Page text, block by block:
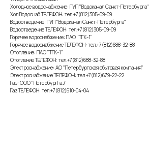
Холодное водоснабжение: ГУП "Водоканал Санкт-Петербурга"
Хол Водоснаб ТЕЛЕФОН: тел.+7(812)305-09-09
Водоотведение: ГУП "Водоканал Санкт-Петербурга"
Водоотведение ТЕЛЕФОН: тел.+7(812)305-09-09
Горячее водоснабжение: ПАО "ТГК-1"
Горячее водоснабжение ТЕЛЕФОН: тел.+7(812)688-32-88
Отопление: ПАО "ТГК-1"
Отопление ТЕЛЕФОН: тел.+7(812)688-32-88
Электроснабжение: АО "Петербургская сбытовая компания"
Электроснабжение ТЕЛЕФОН: тел.+7(812)679-22-22
Газ: ООО "ПетербургГаз"
Газ ТЕЛЕФОН: тел.+7(812)610-04-04